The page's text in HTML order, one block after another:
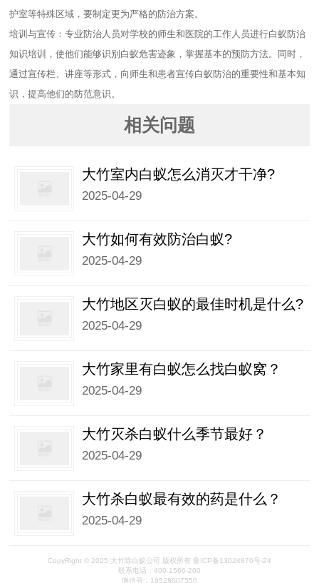
护室等特殊区域，要制定更为严格的防治方案。
培训与宣传：专业防治人员对学校的师生和医院的工作人员进行白蚁防治
知识培训，使他们能够识别白蚁危害迹象，掌握基本的预防方法。同时，
通过宣传栏、讲座等形式，向师生和患者宣传白蚁防治的重要性和基本知
识，提高他们的防范意识。
相关问题
大竹室内白蚁怎么消灭才干净?
2025-04-29
大竹如何有效防治白蚁?
2025-04-29
大竹地区灭白蚁的最佳时机是什么?
2025-04-29
大竹家里有白蚁怎么找白蚁窝？
2025-04-29
大竹灭杀白蚁什么季节最好？
2025-04-29
大竹杀白蚁最有效的药是什么？
2025-04-29
CopyRight © 2025 大竹除白蚁公司 版权所有 鲁ICP备13024870号-24
联系电话：400-1566-200
微信号：19528007550